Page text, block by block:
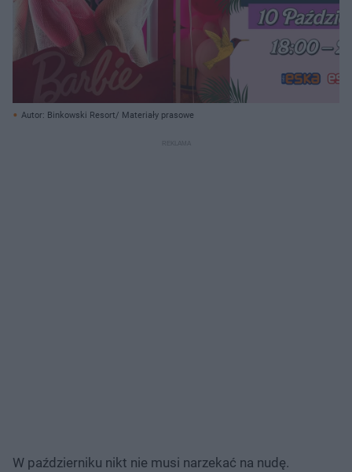
Autor: Binkowski Resort/ Materiały prasowe
W październiku nikt nie musi narzekać na nudę.